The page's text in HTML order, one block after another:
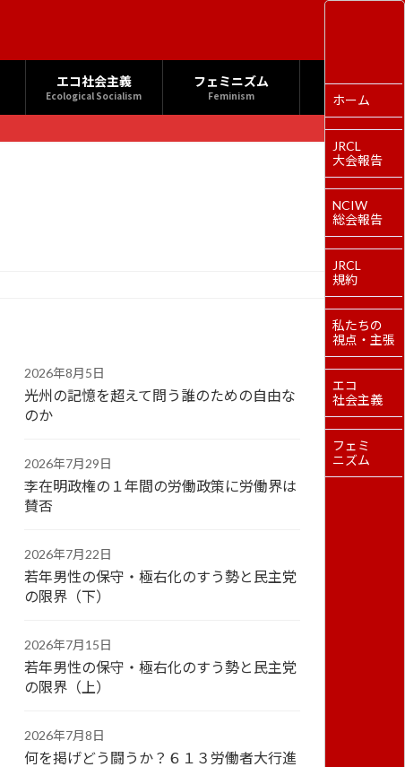
エコ社会主義
Ecological Socialism
フェミニズム
Feminism
2026年8月5日
光州の記憶を超えて問う誰のための自由な
のか
2026年7月29日
李在明政権の１年間の労働政策に労働界は
賛否
2026年7月22日
若年男性の保守・極右化のすう勢と民主党
の限界（下）
2026年7月15日
若年男性の保守・極右化のすう勢と民主党
の限界（上）
2026年7月8日
何を掲げどう闘うか？６１３労働者大行進
ホーム
JRCL
大会報告
NCIW
総会報告
JRCL
規約
私たちの
視点・主張
エコ
社会主義
フェミ
ニズム